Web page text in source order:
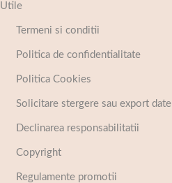
Utile
Termeni si conditii
Politica de confidentialitate
Politica Cookies
Solicitare stergere sau export date
Declinarea responsabilitatii
Copyright
Regulamente promotii